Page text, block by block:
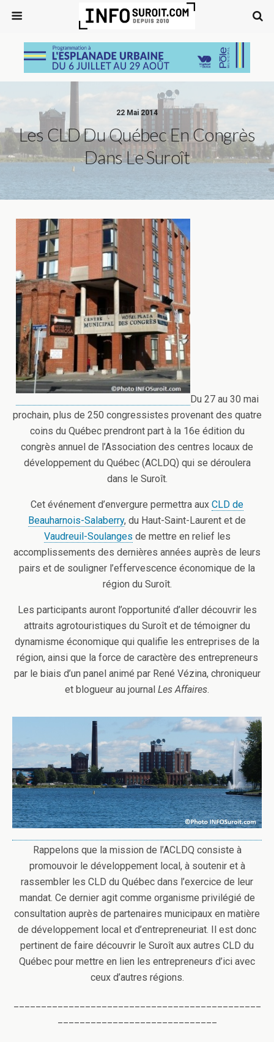
22 Mai 2014
Les CLD Du Québec En Congrès
Dans Le Suroît
Du 27 au 30 mai
prochain, plus de 250 congressistes provenant des quatre
coins du Québec prendront part à la 16e édition du
congrès annuel de l’Association des centres locaux de
développement du Québec (ACLDQ) qui se déroulera
dans le Suroît.
Cet événement d’envergure permettra aux CLD de
Beauharnois-Salaberry, du Haut-Saint-Laurent et de
Vaudreuil-Soulanges de mettre en relief les
accomplissements des dernières années auprès de leurs
pairs et de souligner l’effervescence économique de la
région du Suroît.
Les participants auront l’opportunité d’aller découvrir les
attraits agrotouristiques du Suroît et de témoigner du
dynamisme économique qui qualifie les entreprises de la
région, ainsi que la force de caractère des entrepreneurs
par le biais d’un panel animé par René Vézina, chroniqueur
et blogueur au journal Les Affaires.
Rappelons que la mission de l’ACLDQ consiste à
promouvoir le développement local, à soutenir et à
rassembler les CLD du Québec dans l’exercice de leur
mandat. Ce dernier agit comme organisme privilégié de
consultation auprès de partenaires municipaux en matière
de développement local et d’entrepreneuriat. Il est donc
pertinent de faire découvrir le Suroît aux autres CLD du
Québec pour mettre en lien les entrepreneurs d’ici avec
ceux d’autres régions.